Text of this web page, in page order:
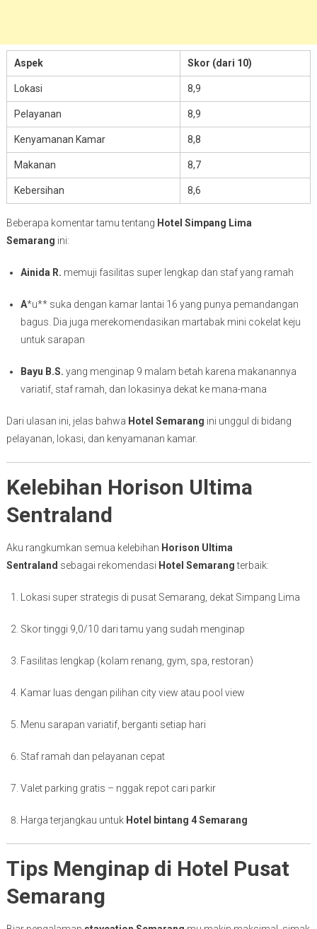
Aspek Skor (dari 10)
Lokasi 8,9
Pelayanan 8,9
Kenyamanan Kamar 8,8
Makanan 8,7
Kebersihan 8,6
Beberapa komentar tamu tentang Hotel Simpang Lima
Semarang ini:
Ainida R. memuji fasilitas super lengkap dan staf yang ramah
A*u** suka dengan kamar lantai 16 yang punya pemandangan
bagus. Dia juga merekomendasikan martabak mini cokelat keju
untuk sarapan
Bayu B.S. yang menginap 9 malam betah karena makanannya
variatif, staf ramah, dan lokasinya dekat ke mana-mana
Dari ulasan ini, jelas bahwa Hotel Semarang ini unggul di bidang
pelayanan, lokasi, dan kenyamanan kamar.
Kelebihan Horison Ultima
Sentraland
Aku rangkumkan semua kelebihan Horison Ultima
Sentraland sebagai rekomendasi Hotel Semarangterbaik:
Lokasi super strategis di pusat Semarang, dekat Simpang Lima
Skor tinggi 9,0/10 dari tamu yang sudah menginap
Fasilitas lengkap (kolam renang, gym, spa, restoran)
Kamar luas dengan pilihan city view atau pool view
Menu sarapan variatif, berganti setiap hari
Staf ramah dan pelayanan cepat
Valet parking gratis – nggak repot cari parkir
Harga terjangkau untuk Hotel bintang 4 Semarang
Tips Menginap di Hotel Pusat
Semarang